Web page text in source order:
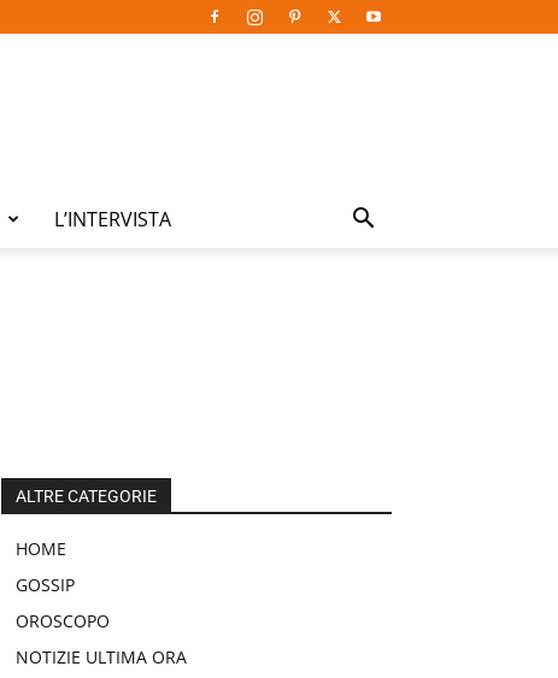
L’INTERVISTA
ALTRE CATEGORIE
HOME
GOSSIP
OROSCOPO
NOTIZIE ULTIMA ORA